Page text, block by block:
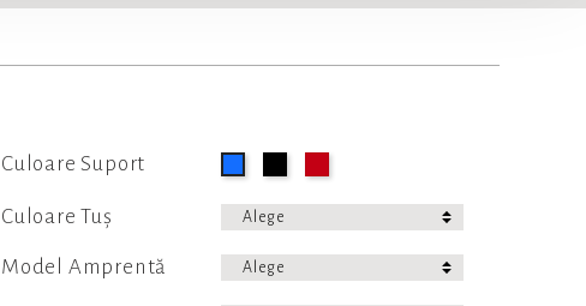
Culoare Suport
Culoare Tuș
Model Amprentă